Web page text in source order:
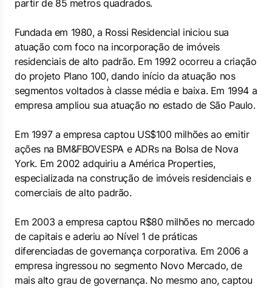
partir de 85 metros quadrados.
Fundada em 1980, a Rossi Residencial iniciou sua
atuação com foco na incorporação de imóveis
residenciais de alto padrão. Em 1992 ocorreu a criação
do projeto Plano 100, dando início da atuação nos
segmentos voltados à classe média e baixa. Em 1994 a
empresa ampliou sua atuação no estado de São Paulo.
Em 1997 a empresa captou US$100 milhões ao emitir
ações na BM&FBOVESPA e ADRs na Bolsa de Nova
York. Em 2002 adquiriu a América Properties,
especializada na construção de imóveis residenciais e
comerciais de alto padrão.
Em 2003 a empresa captou R$80 milhões no mercado
de capitais e aderiu ao Nível 1 de práticas
diferenciadas de governança corporativa. Em 2006 a
empresa ingressou no segmento Novo Mercado, de
mais alto grau de governança. No mesmo ano, captou